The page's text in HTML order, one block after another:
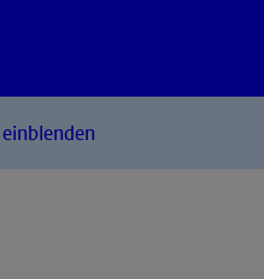
einblenden